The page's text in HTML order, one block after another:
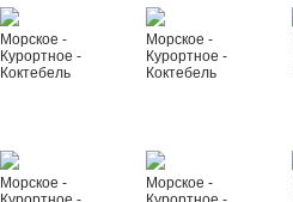
Морское -
Курортное -
Коктебель
Морское -
Курортное -
Коктебель
Морское -
Морское -